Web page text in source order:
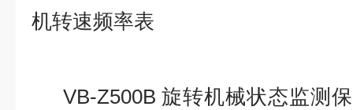
机转速频率表
VB-Z500B旋转机械状态监测